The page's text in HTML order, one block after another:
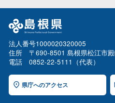
法人番号1000020320005
住所 〒690-8501 島根県松江市
電話 0852-22-5111（代表）
県庁へのアクセス